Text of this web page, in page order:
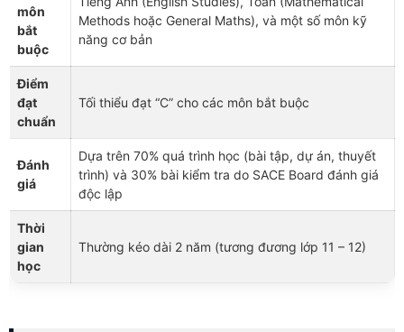
môn
bắt
buộc
Methods hoặc General Maths), và một số môn kỹ
năng cơ bản
Điểm
đạt
chuẩn
Tối thiểu đạt “C” cho các môn bắt buộc
Đánh
giá
Dựa trên 70% quá trình học (bài tập, dự án, thuyết
trình) và 30% bài kiểm tra do SACE Board đánh giá
độc lập
Thời
gian
học
Thường kéo dài 2 năm (tương đương lớp 11 – 12)